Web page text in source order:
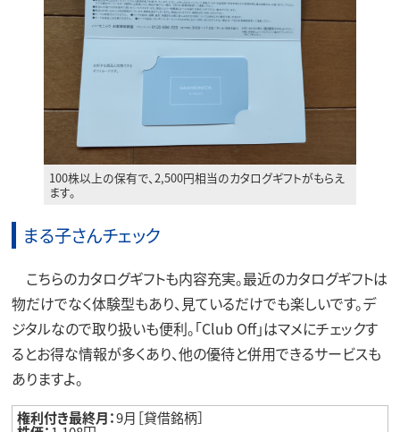
100株以上の保有で、2,500円相当のカタログギフトがもらえ
ます。
まる子さんチェック
こちらのカタログギフトも内容充実。最近のカタログギフトは
物だけでなく体験型もあり、見ているだけでも楽しいです。デ
ジタルなので取り扱いも便利。「Club Off」はマメにチェックす
るとお得な情報が多くあり、他の優待と併用できるサービスも
ありますよ。
権利付き最終月：9月［貸借銘柄］